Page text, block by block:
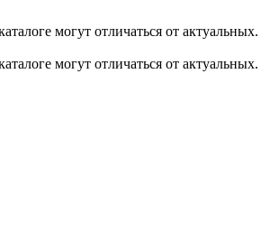
могут отличаться от актуальных.
могут отличаться от актуальных.